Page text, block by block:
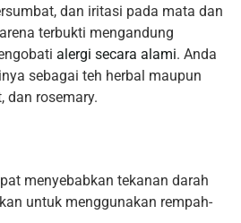
dan iritasi pada mata dan
terbukti mengandung
alergi secara alami. Anda
sebagai teh herbal maupun
dan rosemary.
menyebabkan tekanan darah
untuk menggunakan rempah-